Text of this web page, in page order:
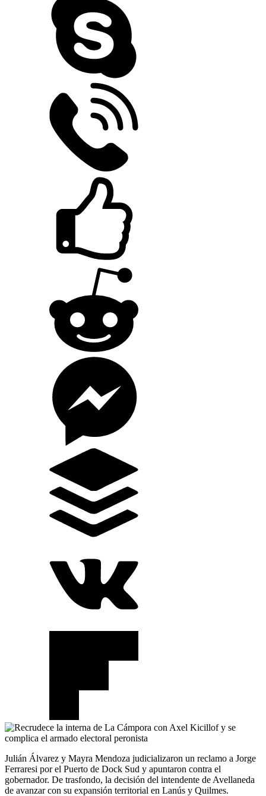
Julián Álvarez y Mayra Mendoza judicializaron un reclamo a Jorge
Ferraresi por el Puerto de Dock Sud y apuntaron contra el
gobernador. De trasfondo, la decisión del intendente de Avellaneda
de avanzar con su expansión territorial en Lanús y Quilmes.